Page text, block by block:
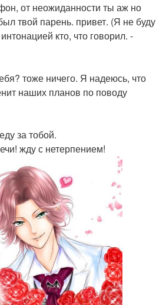
от неожиданности ты аж но
твой парень. привет. (Я не буду
кто, что говорил. -
тоже ничего. Я надеюсь, что
наших планов по поводу
за тобой.
жду с нетерпением!